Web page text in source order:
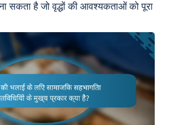
सकता है जो वृद्धों की आवश्यकताओं को पूरा